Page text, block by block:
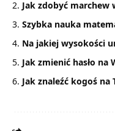
Jak zdobyć marchew
Szybka nauka
Na jakiej wysokości
Jak zmienić hasło na
Jak znaleźć kogoś na